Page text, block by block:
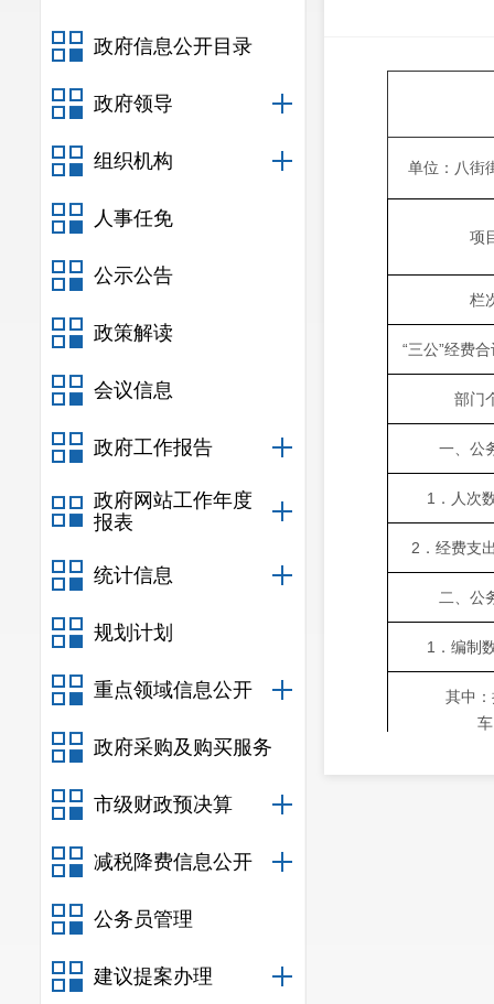
政府信息公开目录
政府领导
组织机构
人事任免
公示公告
政策解读
会议信息
政府工作报告
政府网站工作年度
报表
统计信息
规划计划
重点领域信息公开
政府采购及购买服务
市级财政预决算
减税降费信息公开
公务员管理
建议提案办理
单位：八街
项
栏
“三公”经费
部门
一、公
1．人次
2．经费支
二、公
1．编制
其中：执
车
2．实有